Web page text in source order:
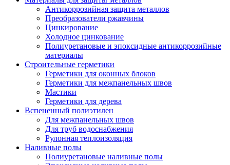
Антикоррозийная защита металлов
Преобразователи ржавчины
Цинкирование
Холодное цинкование
Полиуретановые и эпоксидные антикоррозийные
материалы
Строительные герметики
Герметики для оконных блоков
Герметики для межпанельных швов
Мастики
Герметики для дерева
Вспененный полиэтилен
Для межпанельных швов
Для труб водоснабжения
Рулонная теплоизоляция
Наливные полы
Полиуретановые наливные полы